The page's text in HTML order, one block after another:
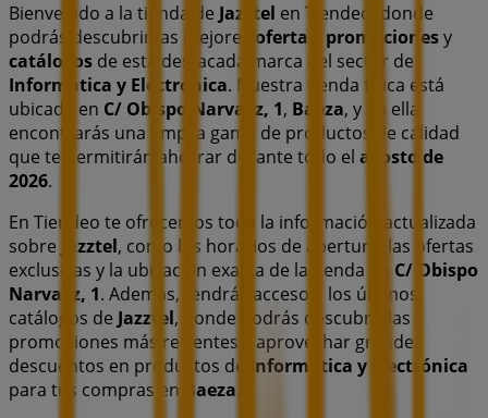
Bienvenido a la tienda de Jazztel en Tiendeo, donde
podrás descubrir las mejores ofertas promocionesy
catálogos de esta destacada marca del sector de
Informática y Electrónica. Nuestra tienda física está
ubicada en C/ Obispo Narvaez, 1, Baeza, y en ella
encontrarás una amplia gama de productos de calidad
que te permitirán ahorrar durante todo el agosto de
2026.
En Tiendeo te ofrecemos toda la información actualizada
sobre
Jazztel, como los horarios de apertura, las ofertas
exclusivas y la ubicación exacta de la tienda en C/ Obispo
Narvaez, 1. Además, tendrás acceso a los últimos
catálogos de Jazztel, donde podrás descubrir las
promociones más recientes y aprovechar grandes
descuentos en productos de
Informática y Electrónica
para tus compras en
Baeza